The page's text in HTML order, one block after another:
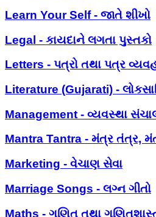
Learn Your Self - જાતે શીખો
Legal - કાયદાને લગતા પુસ્તકો
Letters - પત્રો તથા પત્ર
Literature (Gujarati) -
Management - વ્યવસ્થા
Mantra Tantra - મંત્ર તંત્ર,
Marketing - વેચાણ સેવા
Marriage Songs - લગ્ન ગીતો
Maths - ગણિત તથા